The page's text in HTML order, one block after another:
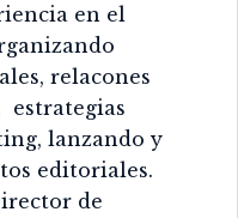
en el
relacones
estrategias
lanzando y
editoriales.
de